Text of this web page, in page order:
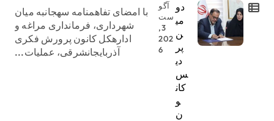
دو
می
ن
پر
دی
س
کان
و
ن
آگو
ست
3,
202
6
با امضای تفاهمنامه سهجانبه میان
شهرداری، فرمانداری مراغه و
ادارهکل کانون پرورش فکری
آذربایجانشرقی، عملیات...